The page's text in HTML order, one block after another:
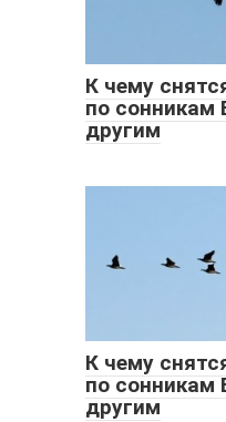
К чему
по сонникам
другим
К чему
по сонникам
другим